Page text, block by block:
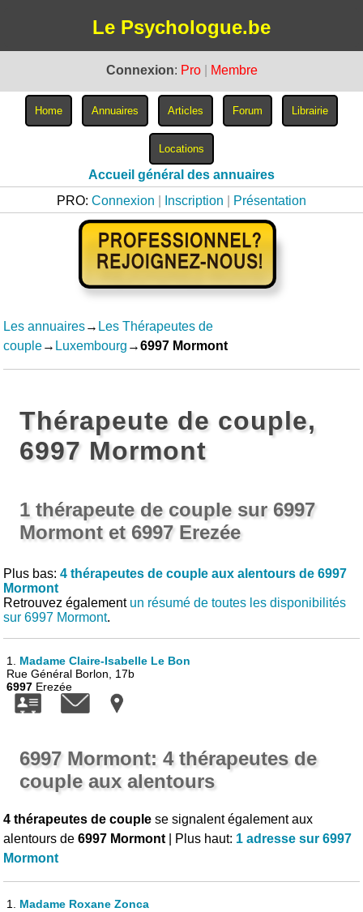
Le Psychologue.be
Connexion: Pro Membre
Accueil général des annuaires
PRO: Connexion Inscription Présentation
Les annuaires→ Les Thérapeutes de
couple→ Luxembourg →6997 Mormont
Thérapeute de couple,
6997 Mormont
1 thérapeute de couple sur 6997
Mormont et 6997 Erezée
Plus bas:4 thérapeutes de couple aux alentours de 6997
Mormont
Retrouvez également un résumé de toutes les disponibilités
sur 6997 Mormont.
1. Madame Claire-Isabelle Le Bon
Rue Général Borlon, 17b
6997 Erezée
6997 Mormont: 4 thérapeutes de
couple aux alentours
4 thérapeutes de couple se signalent également aux
alentours de6997 Mormont | Plus haut: 1 adresse sur 6997
Mormont
1. Madame Roxane Zonca